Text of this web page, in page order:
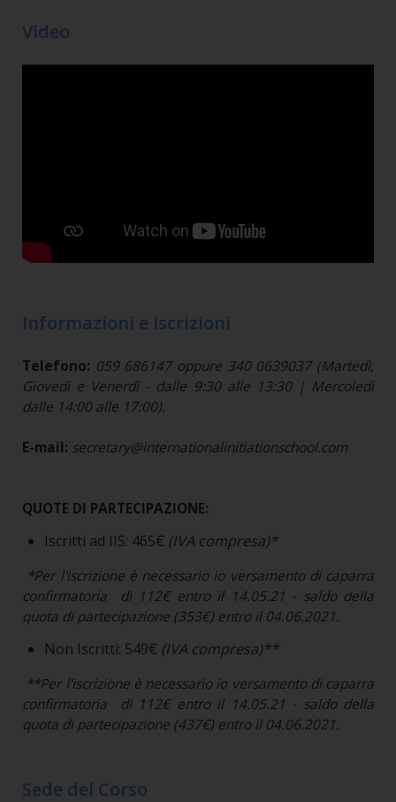
Video
Informazioni e Iscrizioni
Telefono: 059 686147 oppure 340 0639037 (Martedì,
Giovedì e Venerdì - dalle 9:30 alle 13:30 | Mercoledì
dalle 14:00 alle 17:00).
E-mail: secretary@internationalinitiationschool.com
QUOTE DI PARTECIPAZIONE:
Iscritti ad IIS: 465€ (IVA compresa)*
*Per l'iscrizione è necessario io versamento di caparra
confirmatoria di 112€ entro il 14.05.21 - saldo della
quota di partecipazione (353€) entro il 04.06.2021.
Non Iscritti: 549€ (IVA compresa)**
**Per l'iscrizione è necessario io versamento di caparra
confirmatoria di 112€ entro il 14.05.21 - saldo della
quota di partecipazione (437€) entro il 04.06.2021.
Sede del Corso